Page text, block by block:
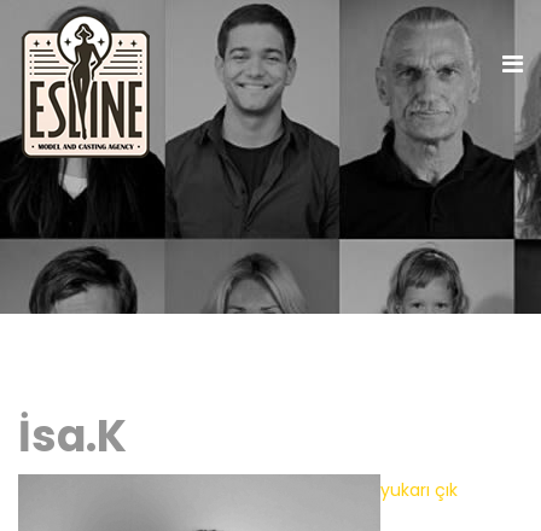
İsa.K
yukarı çık